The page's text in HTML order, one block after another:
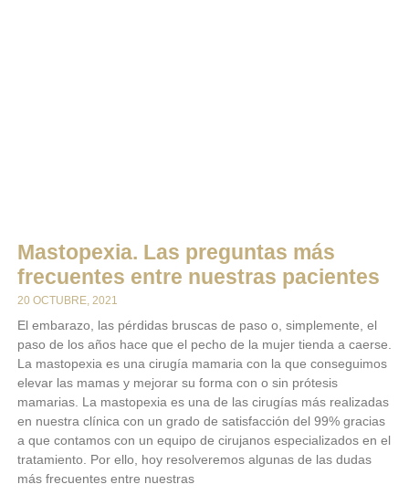
Mastopexia. Las preguntas más
frecuentes entre nuestras pacientes
20 OCTUBRE, 2021
El embarazo, las pérdidas bruscas de paso o, simplemente, el
paso de los años hace que el pecho de la mujer tienda a caerse.
La mastopexia es una cirugía mamaria con la que conseguimos
elevar las mamas y mejorar su forma con o sin prótesis
mamarias. La mastopexia es una de las cirugías más realizadas
en nuestra clínica con un grado de satisfacción del 99% gracias
a que contamos con un equipo de cirujanos especializados en el
tratamiento. Por ello, hoy resolveremos algunas de las dudas
más frecuentes entre nuestras